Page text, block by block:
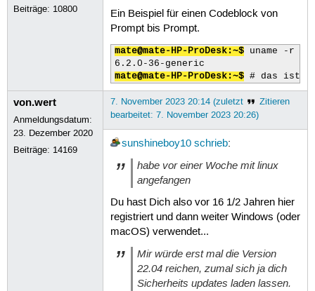
Sound Server-2: PulseAudio v:
Sound Server-3: PipeWire v:
Network:
Device-1: Intel Comet Lake PCH-
IF: wlp0s20f3 state: up mac:
Device-2: Intel Ethernet I219-LM
IF: enp0s31f6 state: down mac:
Bluetooth:
Device-1: Intel AX201 Bluetooth
Report: hciconfig ID: hci0
Drives:
Local Storage: total: 238.47 GiB
ID-1: /dev/nvme0n1 vendor:
model: PC SN530 SDBQNPZ-256G-
ID-1: / size: 117.11 GiB used:
    dev: /dev/nvme0n1p5
ID-2: /boot/efi size: 99.2 MiB
    dev: /dev/nvme0n1p2
Swap:
ID-1: swap-1 type: file size: 2
Sensors:
Beiträge: 10800
Ein Beispiel für einen Codeblock von
Prompt bis Prompt.
mate@mate-HP-ProDesk:~$ uname -r #
mate@mate-HP-ProDesk:~$ # das ist
von.wert
Anmeldungsdatum:
23. Dezember 2020
Beiträge: 14169
Zitieren
7. November 2023 20:14 (zuletzt
bearbeitet: 7. November 2023 20:26)
sunshineboy10 schrieb:
habe vor einer Woche mit linux
angefangen
Du hast Dich also vor 16 1/2 Jahren hier
registriert und dann weiter Windows (oder
macOS) verwendet...
Mir würde erst mal die Version
22.04 reichen, zumal sich ja dich
Sicherheits updates laden lassen.